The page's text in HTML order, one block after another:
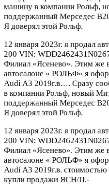
машину в компании Рольф,
поддержанный Мерседес
Я доверял этой Рольф.
12 января 2023г. я продал
200 VIN:
Филиал «Ясенево». Этим же
автосалоне « РОЛЬФ» я
Audi A3 2019г.в…. Сразу
в компании Рольф, новый
поддержанный Мерседес
Я доверял этой Рольф.
12 января 2023г. я продал
200 VIN:
Филиал «Ясенево». Этим же
автосалоне « РОЛЬФ» я
Audi A3 2019г.в.
купли продажи ЯСН/П.-